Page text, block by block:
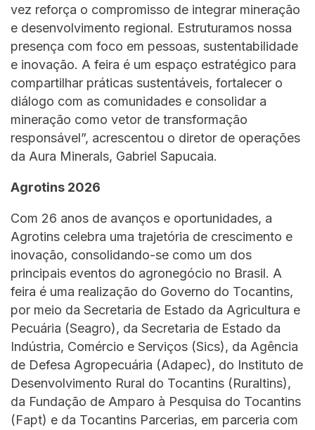
vez reforça o compromisso de integrar mineração
e desenvolvimento regional. Estruturamos nossa
presença com foco em pessoas, sustentabilidade
e inovação. A feira é um espaço estratégico para
compartilhar práticas sustentáveis, fortalecer o
diálogo com as comunidades e consolidar a
mineração como vetor de transformação
responsável”, acrescentou o diretor de operações
da Aura Minerals, Gabriel Sapucaia.
Agrotins 2026
Com 26 anos de avanços e oportunidades, a
Agrotins celebra uma trajetória de crescimento e
inovação, consolidando-se como um dos
principais eventos do agronegócio no Brasil. A
feira é uma realização do Governo do Tocantins,
por meio da Secretaria de Estado da Agricultura e
Pecuária (Seagro), da Secretaria de Estado da
Indústria, Comércio e Serviços (Sics), da Agência
de Defesa Agropecuária (Adapec), do Instituto de
Desenvolvimento Rural do Tocantins (Ruraltins),
da Fundação de Amparo à Pesquisa do Tocantins
(Fapt) e da Tocantins Parcerias, em parceria com